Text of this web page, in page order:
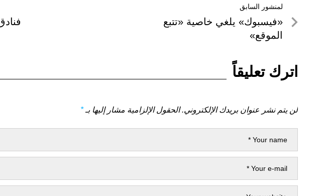
تصفّح
المقالات
لمنشور السابق
لمنشور
السابق
«فيسبوك» يلغي خاصية «تتبع
الموقع»
اترك تعليقاً
لن يتم نشر عنوان بريدك الإلكتروني. الحقول الإلزامية مشار إليها بـ*